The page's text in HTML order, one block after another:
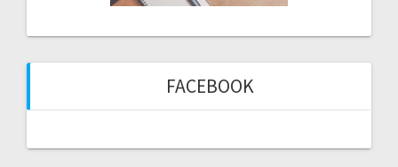
FACEBOOK